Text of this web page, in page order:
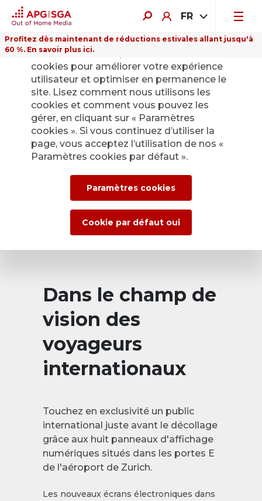
FR
Profitez dès maintenant de réductions estivales allant jusqu'à
60 %. En savoir plus ici.
Dans le champ de
vision des
voyageurs
internationaux
Touchez en exclusivité un public
international juste avant le décollage
grâce aux huit panneaux d'affichage
numériques situés dans les portes E
de l'aéroport de Zurich.
Les nouveaux écrans électroniques dans
Sur ce site Internet, nous utilisons des
cookies pour améliorer votre expérience
utilisateur et optimiser en permanence le
site. Lisez comment nous utilisons les
cookies et comment vous pouvez les
gérer, en cliquant sur « Paramètres
cookies ». Si vous continuez d’utiliser la
page, vous acceptez l’utilisation de nos «
Paramètres cookies par défaut ».
Paramètres cookies
Cookie par défaut oui